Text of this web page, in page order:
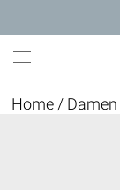
Home / Damen